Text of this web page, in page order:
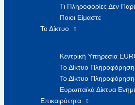
Τι Πληροφορίες Δεν
Ποιοι Είμαστε
Το Δίκτυο
Κεντρική Υπηρεσία
Το Δίκτυο
Το Δίκτυο
Ευρωπαϊκά Δίκτυα
Επικαιρότητα